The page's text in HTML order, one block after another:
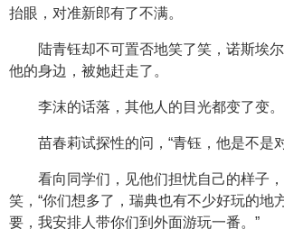
抬眼，对准新郎有了不满。
陆青钰却不可置否地笑了笑，诺斯埃
他的身边，被她赶走了。
李沫的话落，其他人的目光都变了变。
苗春莉试探性的问，“青钰，他是不是
看向同学们，见他们担忧自己的样子
笑，“你们想多了，瑞典也有不少好玩的地
要，我安排人带你们到外面游玩一番。”